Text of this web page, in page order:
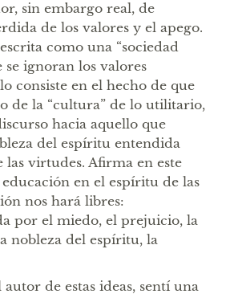
sin embargo real, de
de los valores y el apego.
como una “sociedad
ignoran los valores
consiste en el hecho de que
de la “cultura” de lo utilitario,
hacia aquello que
del espíritu entendida
virtudes. Afirma en este
en el espíritu de las
nos hará libres:
por el miedo, el prejuicio, la
nobleza del espíritu, la
de estas ideas, sentí una